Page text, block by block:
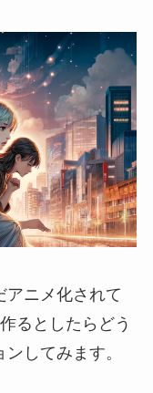
アニメ化されて
るとしたらどう
してみます。